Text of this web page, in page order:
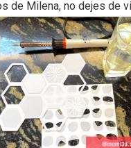
de Milena, no dejes de